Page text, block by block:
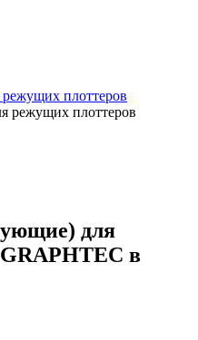
плоттеров
режущих плоттеров
для
в